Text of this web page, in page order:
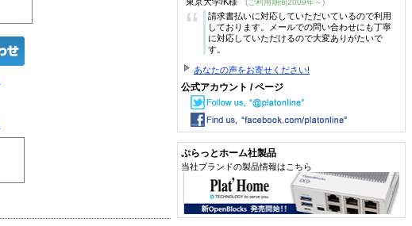
(ご利用期間2009年～)
“
請求書払いに対応していただいているので利用
しております。メールでの問い合わせにも丁寧
に対応していただけるので大変ありがたいで
す。
あなたの声をお寄せください!
公式アカウント / ページ
ぷらっとホーム社製品
当社ブランドの製品情報はこちら